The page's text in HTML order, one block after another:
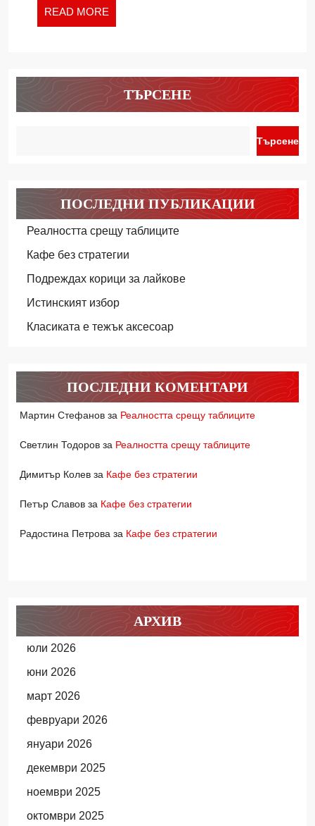
READ MORE
MORE
ТЪРСЕНЕ
Търсене
ПОСЛЕДНИ ПУБЛИКАЦИИ
Реалността срещу таблиците
Кафе без стратегии
Подреждах корици за лайкове
Истинският избор
Класиката е тежък аксесоар
ПОСЛЕДНИ КОМЕНТАРИ
Мартин Стефанов за Реалността срещу таблиците
Светлин Тодоров за Реалността срещу таблиците
Димитър Колев за Кафе без стратегии
Петър Славов за Кафе без стратегии
Радостина Петрова за Кафе без стратегии
АРХИВ
юли 2026
юни 2026
март 2026
февруари 2026
януари 2026
декември 2025
ноември 2025
октомври 2025